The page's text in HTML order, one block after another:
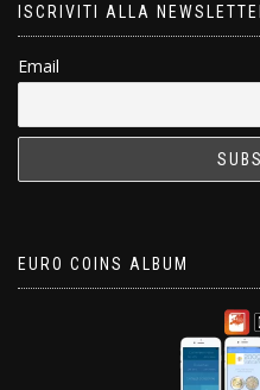
ISCRIVITI ALLA
Email
EURO COINS ALBUM